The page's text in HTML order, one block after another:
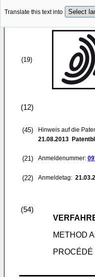
Translate this text into
(19)
(12)
(45)
Hinweis auf die
21.08.2013
(21) Anmeldenummer:
(22) Anmeldetag:
(54)
METHOD